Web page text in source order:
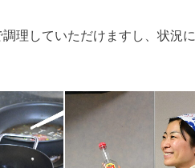
理していただけますし、状況